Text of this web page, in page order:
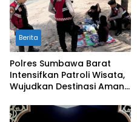
Berita
Polres Sumbawa Barat
Intensifkan Patroli Wisata,
Wujudkan Destinasi Aman
Masyarakat